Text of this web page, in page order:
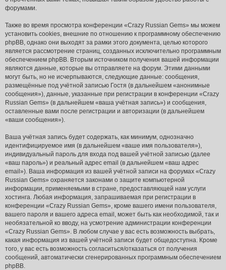
форумами.
Также во время просмотра конференции «Crazy Russian Gems» мы можем
установить cookies, внешние по отношению к программному обеспечению
phpBB, однако они выходят за рамки этого документа, целью которого
является рассмотрение страниц, созданных исключительно программным
обеспечением phpBB. Вторым источником получения вашей информации
являются данные, которые вы отправляете на форум. Этими данными
могут быть, но не исчерпываются, следующие данные: сообщения,
размещённые под учётной записью Гостя (в дальнейшем «анонимные
сообщения»), данные, указанные при регистрации в конференции «Crazy
Russian Gems» (в дальнейшем «ваша учётная запись») и сообщения,
оставленные вами после регистрации и авторизации (в дальнейшем
«ваши сообщения»).
Ваша учётная запись будет содержать, как минимум, однозначно
идентифицируемое имя (в дальнейшем «ваше имя пользователя»),
индивидуальный пароль для входа под вашей учётной записью (далее
«ваш пароль») и реальный адрес email (в дальнейшем «ваш адрес
email»). Ваша информация из вашей учётной записи на форумах «Crazy
Russian Gems» охраняется законами о защите компьютерной
информации, применяемыми в стране, предоставляющей нам услуги
хостинга. Любая информация, запрашиваемая при регистрации в
конференции «Crazy Russian Gems», кроме вашего имени пользователя,
вашего пароля и вашего адреса email, может быть как необходимой, так и
необязательной ко вводу, на усмотрение администрации конференции
«Crazy Russian Gems». В любом случае у вас есть возможность выбрать,
какая информация из вашей учётной записи будет общедоступна. Кроме
того, у вас есть возможность согласиться/отказаться от получения
сообщений, автоматически сгенерированных программным обеспечением
phpBB.